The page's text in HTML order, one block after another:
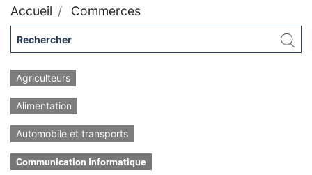
Accueil Commerces
Agriculteurs
Alimentation
Automobile et transports
Communication Informatique